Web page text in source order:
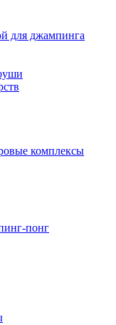
для джампинга
комплексы
понг